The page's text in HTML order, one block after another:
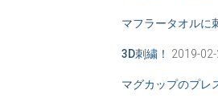
マフラータオルに
3D刺繍！ 2019-
マグカップのプレ